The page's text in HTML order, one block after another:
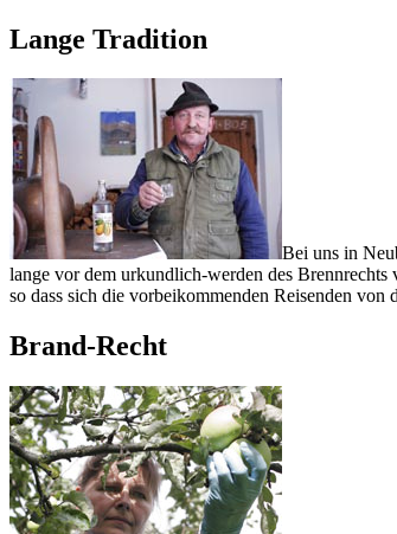
Lange Tradition
Bei uns in
lange vor dem urkundlich-werden des
so dass sich die vorbeikommenden Reisenden von
Brand-Recht